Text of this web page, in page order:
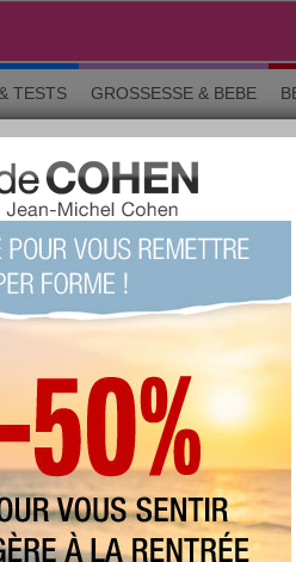
TESTS GROSSESSE & BEBE
poids
MÉDICAUX
& bébé Beauté La
Avant de suivre un
de poids